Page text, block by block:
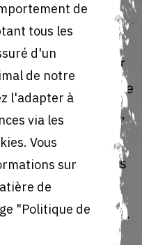
d'une copie ou
Nous
ce scan que pour
la personne
sont traitées,
le cas des
nous sommes tous
à votre
copie ou le scan.
de
tous les
d'un
de notre
l'adapter à
via les
Vous
sur
de
"Politique de